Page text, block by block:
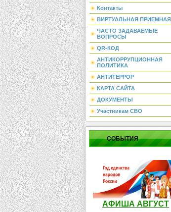
Контакты
ВИРТУАЛЬНАЯ ПРИЕМНАЯ
ЧАСТО ЗАДАВАЕМЫЕ
ВОПРОСЫ
QR-КОД
АНТИКОРРУПЦИОННАЯ
ПОЛИТИКА
АНТИТЕРРОР
КАРТА САЙТА
ДОКУМЕНТЫ
Участникам СВО
СОБЫТИЯ
АФИША АВГУСТ